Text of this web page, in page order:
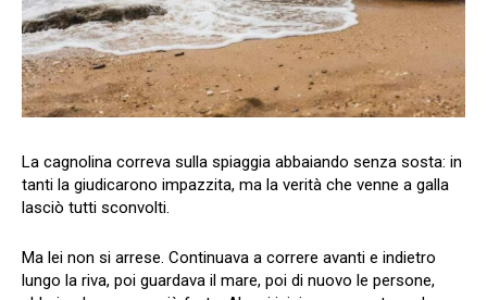
La cagnolina correva sulla spiaggia abbaiando senza sosta: in
tanti la giudicarono impazzita, ma la verità che venne a galla
lasciò tutti sconvolti.
Ma lei non si arrese. Continuava a correre avanti e indietro
lungo la riva, poi guardava il mare, poi di nuovo le persone,